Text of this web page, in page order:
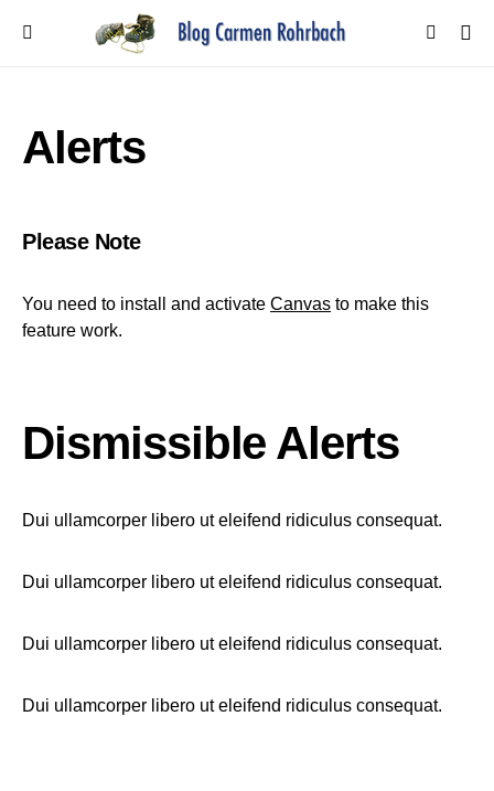
Alerts
Please Note
You need to install and activate Canvas to make this
feature work.
Dismissible Alerts
Dui ullamcorper libero ut eleifend ridiculus consequat.
Dui ullamcorper libero ut eleifend ridiculus consequat.
Dui ullamcorper libero ut eleifend ridiculus consequat.
Dui ullamcorper libero ut eleifend ridiculus consequat.